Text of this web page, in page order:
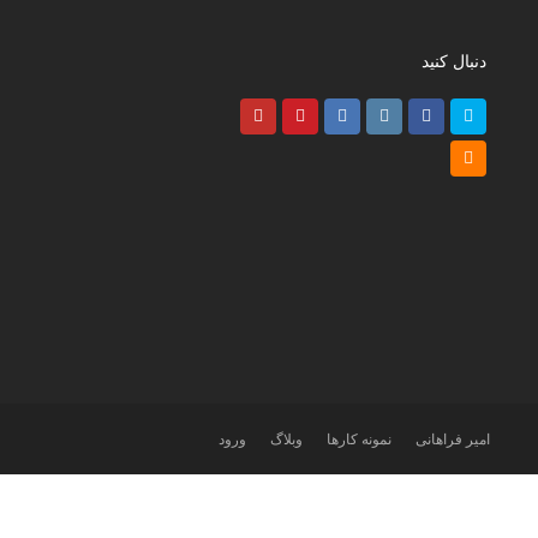
دنبال کنید
Twitter
Facebook
Instagram
LinkedIn
Pinterest
امیر فراهانی نمونه کارها وبلاگ ورود